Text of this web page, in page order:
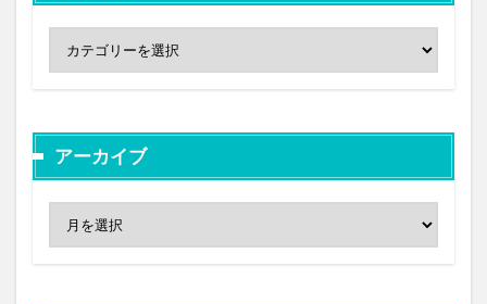
アーカイブ